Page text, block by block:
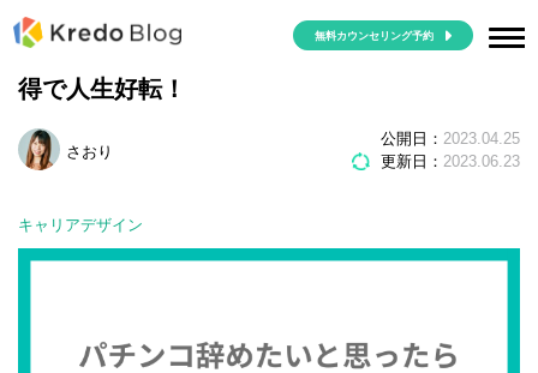
無料カウンセリング予約
パチンコ辞めたいと思ったら新たなスキル取
得で人生好転！
さおり
公開日： 2023.04.25
更新日： 2023.06.23
キャリアデザイン